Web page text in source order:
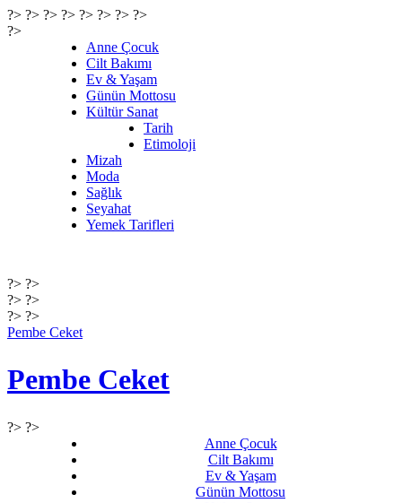
?> ?> ?> ?> ?> ?> ?> ?>
?>
Anne Çocuk
Cilt Bakımı
Ev & Yaşam
Günün Mottosu
Kültür Sanat
Tarih
Etimoloji
Mizah
Moda
Sağlık
Seyahat
Yemek Tarifleri
?> ?>
?> ?>
?> ?>
Pembe Ceket
Pembe Ceket
?> ?>
Anne Çocuk
Cilt Bakımı
Ev & Yaşam
Günün Mottosu